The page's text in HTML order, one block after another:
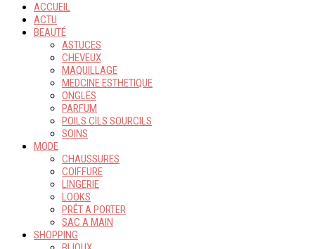
ACCUEIL
ACTU
BEAUTÉ
ASTUCES
CHEVEUX
MAQUILLAGE
MEDCINE ESTHETIQUE
ONGLES
PARFUM
POILS CILS SOURCILS
SOINS
MODE
CHAUSSURES
COIFFURE
LINGERIE
LOOKS
PRÊT A PORTER
SAC A MAIN
SHOPPING